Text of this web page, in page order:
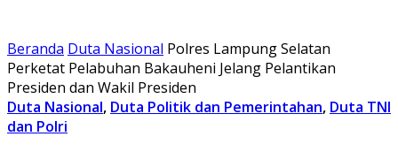
Beranda Duta Nasional Polres Lampung Selatan
Perketat Pelabuhan Bakauheni Jelang Pelantikan
Presiden dan Wakil Presiden
Duta Nasional, Duta Politik dan Pemerintahan, Duta TNI
dan Polri